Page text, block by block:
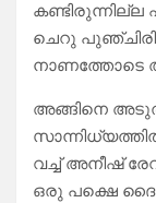
ചെറു
നാണത്തോടെ
അങ്ങിനെ
വച്ച് അനീഷ്
ഒരു പക്ഷെ